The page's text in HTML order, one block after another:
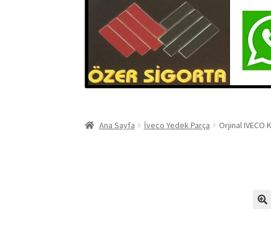
Ana Sayfa İveco Yedek Parça Orjinal IVECO